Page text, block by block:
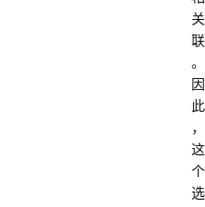
关
联
。
因
此
，
这
个
选